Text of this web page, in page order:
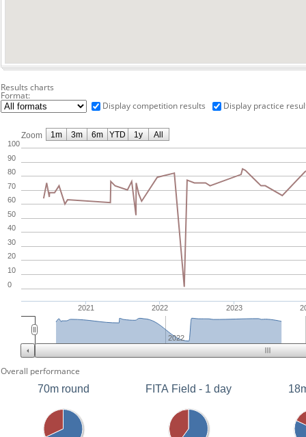
Results charts
Format:
Display competition results
Display practice
Zoom
2021 2022 2023
0
10
20
30
40
50
60
70
80
90
100
2022
1m 3m 6m YTD 1y All
Overall performance
70m round
FITA Field - 1 day